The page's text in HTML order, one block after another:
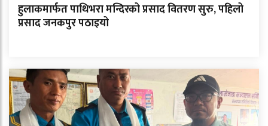
हुलाकमार्फत पाथिभरा मन्दिरको प्रसाद वितरण सुरु, पहिलो
प्रसाद जनकपुर पठाइयो